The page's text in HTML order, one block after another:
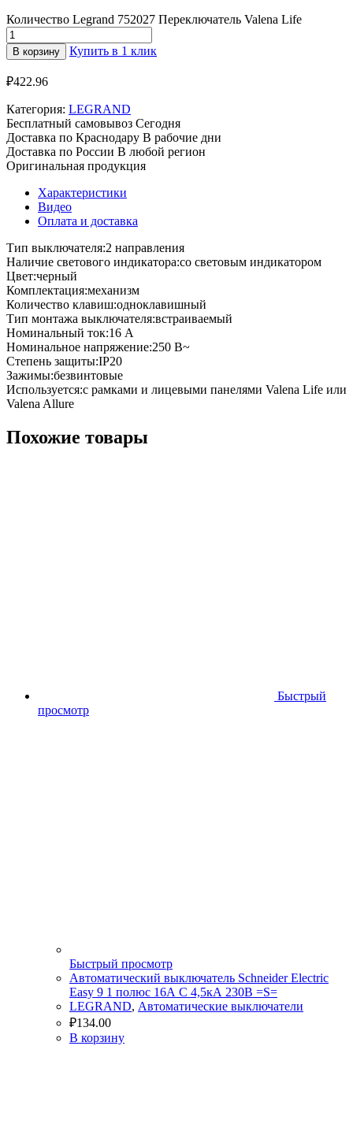
Количество Legrand 752027 Переключатель Valena Life
В корзину Купить в 1 клик
₽422.96
Категория: LEGRAND
Бесплатный самовывоз Сегодня
Доставка по Краснодару В рабочие дни
Доставка по России В любой регион
Оригинальная продукция
Характеристики
Видео
Оплата и доставка
Тип выключателя:2 направления
Наличие светового индикатора:со световым индикатором
Цвет:черный
Комплектация:механизм
Количество клавиш:одноклавишный
Тип монтажа выключателя:встраиваемый
Номинальный ток:16 А
Номинальное напряжение:250 В~
Степень защиты:IP20
Зажимы:безвинтовые
Используется:с рамками и лицевыми панелями Valena Life или
Valena Allure
Похожие товары
Быстрый
просмотр
Быстрый просмотр
Автоматический выключатель Schneider Electric
Easy 9 1 полюс 16А С 4,5кА 230В =S=
LEGRAND, Автоматические выключатели
₽134.00
В корзину